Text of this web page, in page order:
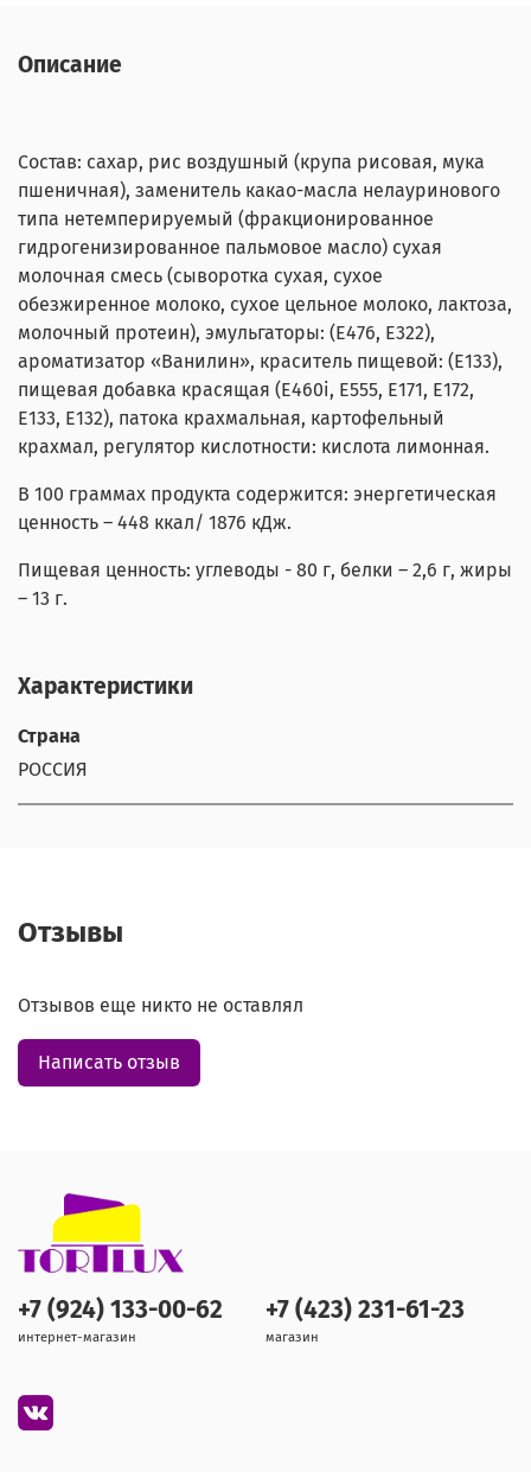
Описание
Состав: сахар, рис воздушный (крупа рисовая, мука
пшеничная), заменитель какао-масла нелауринового
типа нетемперируемый (фракционированное
гидрогенизированное пальмовое масло) сухая
молочная смесь (сыворотка сухая, сухое
обезжиренное молоко, сухое цельное молоко, лактоза,
молочный протеин), эмульгаторы: (Е476, Е322),
ароматизатор «Ванилин», краситель пищевой: (Е133),
пищевая добавка красящая (Е460i, Е555, Е171, Е172,
Е133, Е132), патока крахмальная, картофельный
крахмал, регулятор кислотности: кислота лимонная.
В 100 граммах продукта содержится: энергетическая
ценность – 448 ккал/ 1876 кДж.
Пищевая ценность: углеводы - 80 г, белки – 2,6 г, жиры
– 13 г.
Характеристики
Страна
РОССИЯ
Отзывы
Отзывов еще никто не оставлял
Написать отзыв
+7 (924) 133-00-62
интернет-магазин
+7 (423) 231-61-23
магазин